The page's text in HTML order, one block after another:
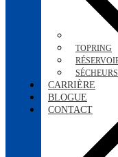
TOPRING
CARRIÈRE
BLOGUE
CONTACT